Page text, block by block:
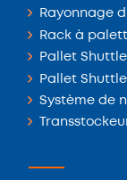
Rayonnage
Rack à
Pallet Shuttle
Pallet
Système de